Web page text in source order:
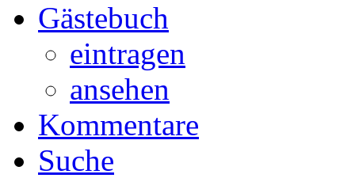
Gästebuch
eintragen
ansehen
Kommentare
Suche